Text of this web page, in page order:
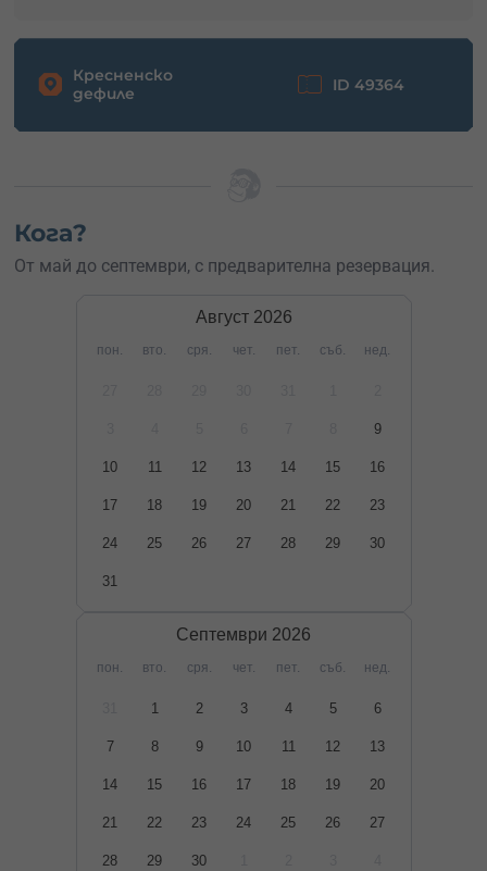
Кресненско
дефиле
ID 49364
Кога?
От май до септември, с предварителна резервация.
Август 2026
пон. вто. сря. чет. пет. съб. нед.
9
10 11 12 13 14 15 16
17 18 19 20 21 22 23
24 25 26 27 28 29 30
31
Септември 2026
пон. вто. сря. чет. пет. съб. нед.
1 2 3 4 5 6
7 8 9 10 11 12 13
14 15 16 17 18 19 20
21 22 23 24 25 26 27
28 29 30